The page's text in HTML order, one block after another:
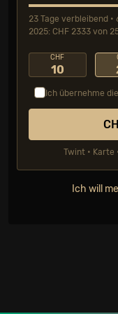
23 Tage verbleibend
2025: CHF 2333 von
CHF
10
Ich übernehme
Twint • Karte
Ich will